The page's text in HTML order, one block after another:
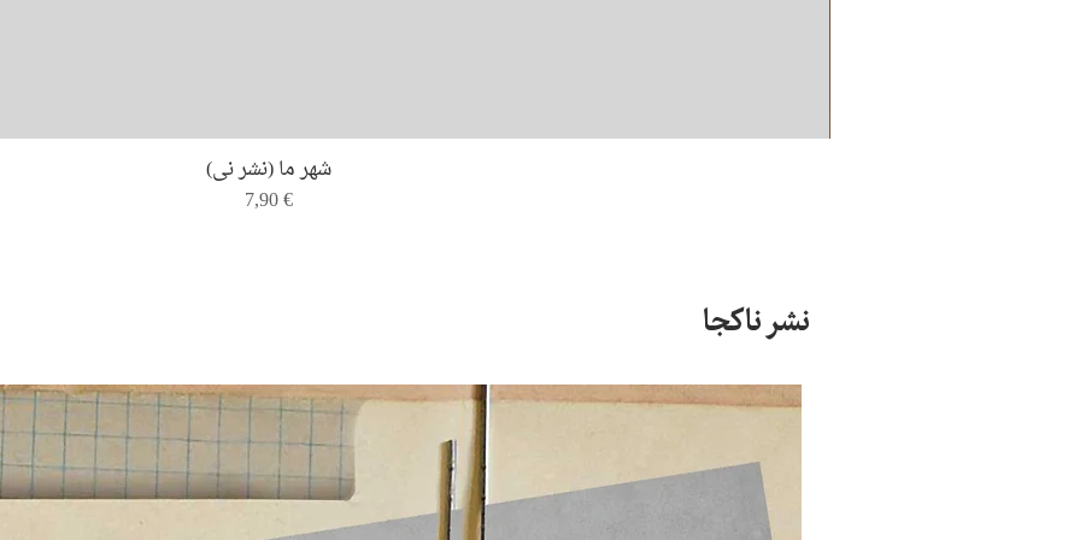
Quick View
شهر ما (نشر نی)
Price
7,90 €
نشر ناکجا